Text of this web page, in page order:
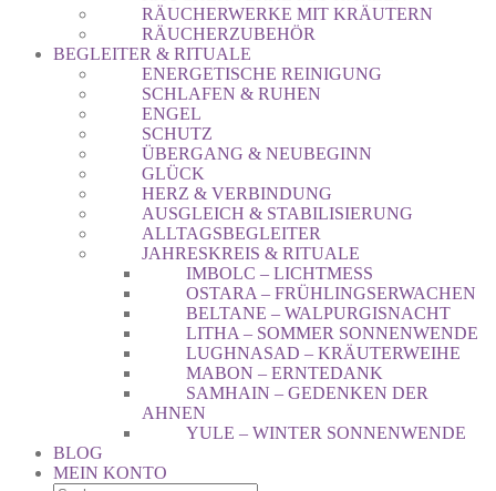
RÄUCHERWERKE MIT KRÄUTERN
RÄUCHERZUBEHÖR
BEGLEITER & RITUALE
ENERGETISCHE REINIGUNG
SCHLAFEN & RUHEN
ENGEL
SCHUTZ
ÜBERGANG & NEUBEGINN
GLÜCK
HERZ & VERBINDUNG
AUSGLEICH & STABILISIERUNG
ALLTAGSBEGLEITER
JAHRESKREIS & RITUALE
IMBOLC – LICHTMESS
OSTARA – FRÜHLINGSERWACHEN
BELTANE – WALPURGISNACHT
LITHA – SOMMER SONNENWENDE
LUGHNASAD – KRÄUTERWEIHE
MABON – ERNTEDANK
SAMHAIN – GEDENKEN DER
AHNEN
YULE – WINTER SONNENWENDE
BLOG
MEIN KONTO